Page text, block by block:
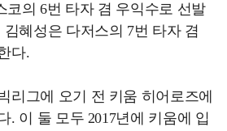
코의 6번 타자 겸 우익수로 선발
혜성은 다저스의 7번 타자 겸
다.
리그에 오기 전 키움 히어로즈에
. 이 둘 모두 2017년에 키움에 입